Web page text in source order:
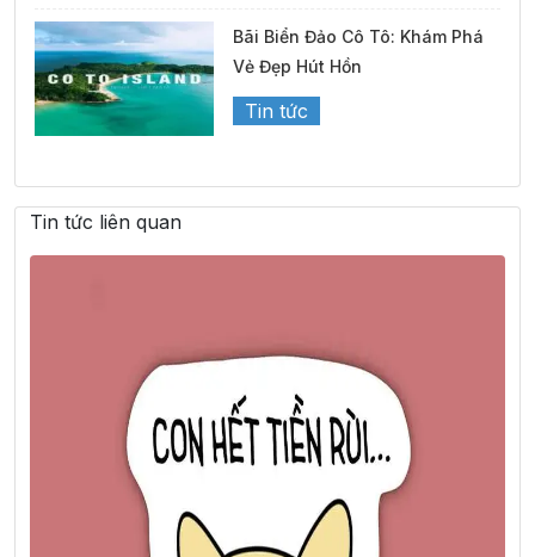
Bãi Biển Đảo Cô Tô: Khám Phá
Vẻ Đẹp Hút Hồn
Tin tức
Tin tức liên quan